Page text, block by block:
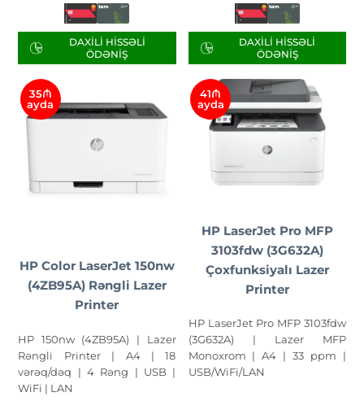
DAXILI HISSƏLI
ÖDƏNIŞ
DAXILI HISSƏLI
ÖDƏNIŞ
35₼
ayda
HP Color LaserJet 150nw
(4ZB95A) Rəngli Lazer
Printer
HP 150nw (4ZB95A) | Lazer
Rəngli Printer | A4 | 18
vərəq/dəq | 4 Rəng | USB |
WiFi | LAN
41₼
ayda
HP LaserJet Pro MFP
3103fdw (3G632A)
Çoxfunksiyalı Lazer
Printer
HP LaserJet Pro MFP 3103fdw
(3G632A) | Lazer MFP
Monoxrom | A4 | 33 ppm |
USB/WiFi/LAN